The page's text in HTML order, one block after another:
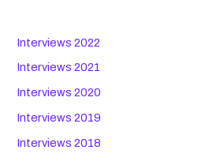
Interviews 2022
Interviews 2021
Interviews 2020
Interviews 2019
Interviews 2018